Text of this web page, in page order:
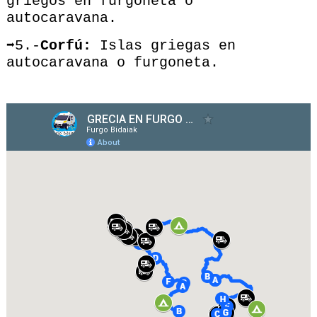
autocaravana.
➡5.-Corfú:
Islas griegas en
autocaravana o furgoneta.